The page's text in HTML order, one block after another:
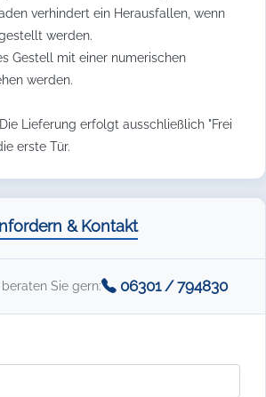
verhindert ein Herausfallen, wenn
werden.
Gestell mit einer numerischen
werden.
Lieferung erfolgt ausschließlich "Frei
erste Tür.
& Kontakt
Sie gern: 06301 / 794830